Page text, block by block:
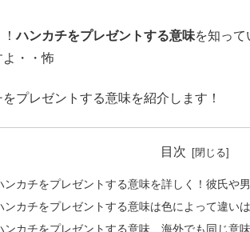
！ハンカチをプレゼントする意味を知っ
・・怖
プレゼントする意味を紹介します！
目次
ンカチをプレゼントする意味を詳しく！彼氏や
ンカチをプレゼントする意味は色によって違い
ンカチをプレゼントする意味、海外でも同じ意